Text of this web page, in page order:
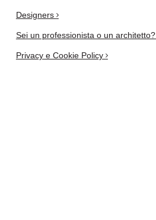
Designers
Sei un professionista o un architetto?
Privacy e Cookie Policy